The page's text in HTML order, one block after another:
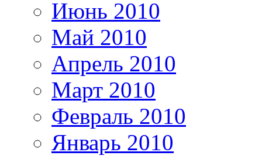
Июнь 2010
Май 2010
Апрель 2010
Март 2010
Февраль 2010
Январь 2010